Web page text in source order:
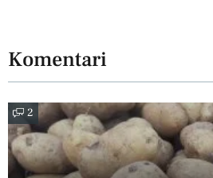
Komentari
2